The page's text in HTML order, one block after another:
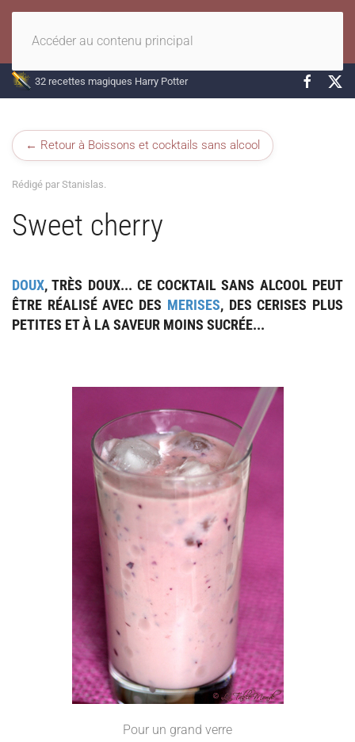
Accéder au contenu principal
32 recettes magiques Harry Potter
← Retour à Boissons et cocktails sans alcool
Rédigé par Stanislas.
Sweet cherry
DOUX,TRÈS DOUX... CE COCKTAIL SANS ALCOOL PEUT
ÊTRE RÉALISÉ AVEC DES MERISES, DES CERISES PLUS
PETITES ET À LA SAVEUR MOINS SUCRÉE...
Pour un grand verre